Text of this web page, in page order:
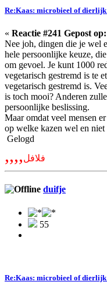
Re:Kaas: microbieel of dierlijk
« Reactie #241 Gepost op:
Nee joh, dingen die je wel
hele persoonlijke keuze,
om gevoel. Je kunt 1000
vegetarisch gestremd is te
vegetarisch gestremd is.
is toch mooi? Anderen
persoonlijke beslissing.
Maar omdat veel mensen
op welke kazen wel en
Gelogd
,,,,فلافل
duifje
55
Re:Kaas: microbieel of dierlijk